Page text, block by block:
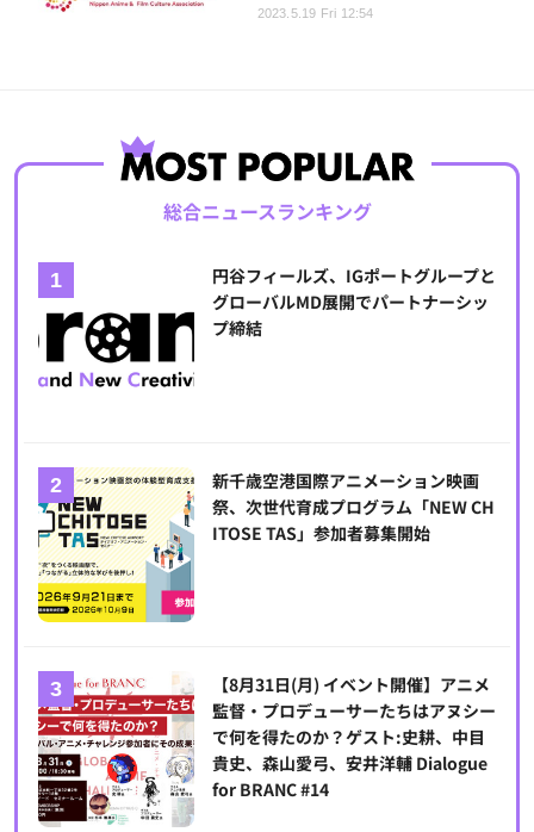
2023.5.19 Fri 12:54
総合ニュースランキング
円谷フィールズ、IGポートグループと
グローバルMD展開でパートナーシッ
プ締結
新千歳空港国際アニメーション映画
祭、次世代育成プログラム「NEW CH
ITOSE TAS」参加者募集開始
【8月31日(月) イベント開催】アニメ
監督・プロデューサーたちはアヌシー
で何を得たのか？ゲスト:史耕、中目
貴史、森山愛弓、安井洋輔 Dialogue
for BRANC #14